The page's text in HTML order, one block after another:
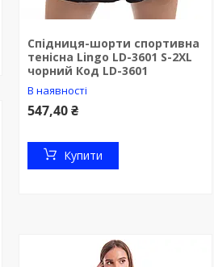
Спідниця-шорти спортивна
тенісна Lingo LD-3601 S-2XL
чорний Код LD-3601
В наявності
547,40 ₴
Купити